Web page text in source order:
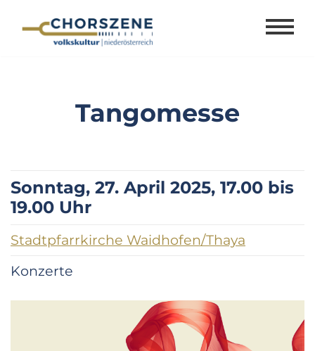
Tangomesse
Sonntag, 27. April 2025, 17.00 bis
19.00 Uhr
Stadtpfarrkirche Waidhofen/Thaya
Konzerte